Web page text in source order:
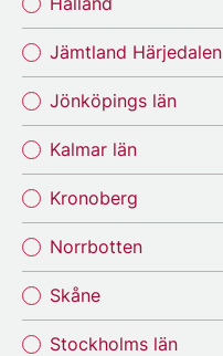
Jämtland Härjedalen
Jönköpings län
Kalmar län
Kronoberg
Norrbotten
Skåne
Stockholms län